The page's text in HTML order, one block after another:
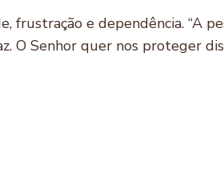
e dependência. “A
O Senhor quer nos proteger